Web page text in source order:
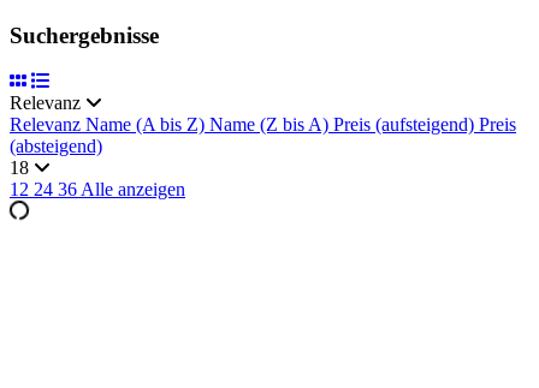
Suchergebnisse
Relevanz
Relevanz Name (A bis Z) Name (Z bis A) Preis (aufsteigend) Preis
(absteigend)
18
12 24 36Alle anzeigen